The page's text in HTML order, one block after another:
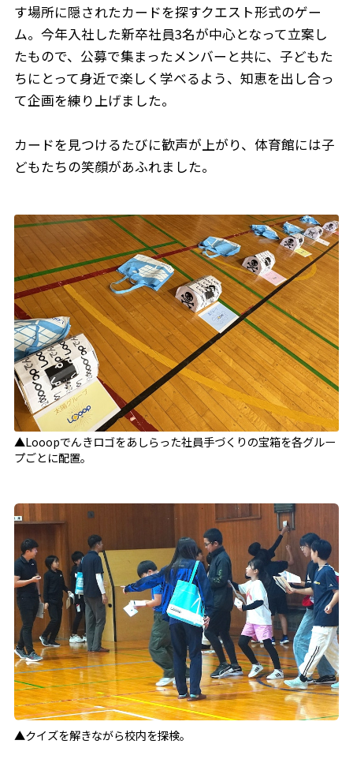
す場所に隠されたカードを探すクエスト形式のゲー
ム。今年入社した新卒社員3名が中心となって立案し
たもので、公募で集まったメンバーと共に、子どもた
ちにとって身近で楽しく学べるよう、知恵を出し合っ
て企画を練り上げました。
カードを見つけるたびに歓声が上がり、体育館には子
どもたちの笑顔があふれました。
▲Looopでんきロゴをあしらった社員手づくりの宝箱を各グルー
プごとに配置。
▲クイズを解きながら校内を探検。